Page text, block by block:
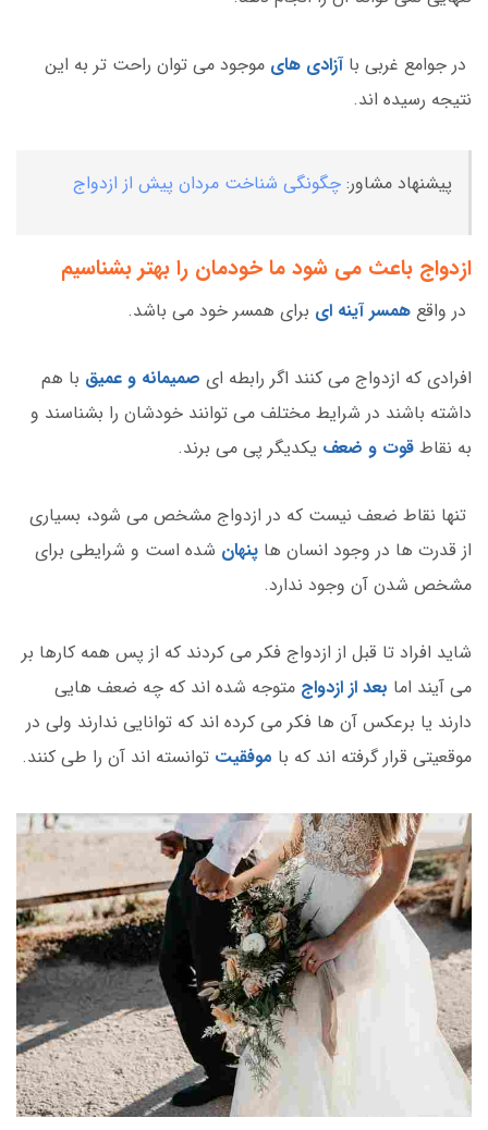
در جوامع غربی باآزادی های موجود می توان راحت تر به این
نتیجه رسیده اند.
پیشنهاد مشاور: چگونگی شناخت مردان پیش از ازدواج
ازدواج باعث می شود ما خودمان را بهتر بشناسیم
در واقع همسر آینه ای برای همسر خود می باشد.
افرادی که ازدواج می کنند اگر رابطه ای صمیمانه و عمیق با هم
داشته باشند در شرایط مختلف می توانند خودشان را بشناسند و
به نقاط قوت و ضعف یکدیگر پی می برند.
تنها نقاط ضعف نیست که در ازدواج مشخص می شود، بسیاری
از قدرت ها در وجود انسان ها پنهان شده است و شرایطی برای
مشخص شدن آن وجود ندارد.
شاید افراد تا قبل از ازدواج فکر می کردند که از پس همه کارها بر
می آیند اما بعد از ازدواج متوجه شده اند که چه ضعف هایی
دارند یا برعکس آن ها فکر می کرده اند که توانایی ندارند ولی در
موقعیتی قرار گرفته اند که با موفقیت توانسته اند آن را طی کنند.